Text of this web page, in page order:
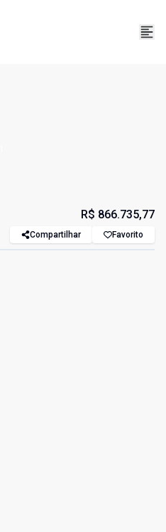
R$ 866.735,77
Compartilhar Favorito